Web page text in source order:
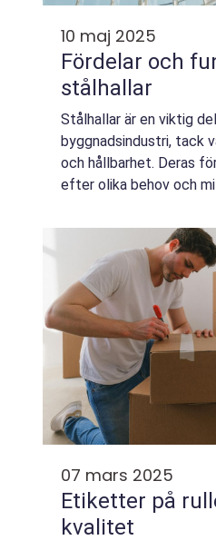
10 maj 2025
Fördelar och
stålhallar
Stålhallar är en viktig
byggnadsindustri, tack
och hållbarhet. Deras
efter olika behov och
07 mars 2025
Etiketter på
kvalitet